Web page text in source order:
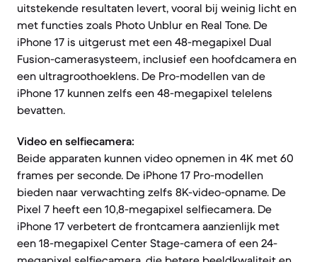
uitstekende resultaten levert, vooral bij weinig licht en
met functies zoals Photo Unblur en Real Tone. De
iPhone 17 is uitgerust met een 48-megapixel Dual
Fusion-camerasysteem, inclusief een hoofdcamera en
een ultragroothoeklens. De Pro-modellen van de
iPhone 17 kunnen zelfs een 48-megapixel telelens
bevatten.
Video en selfiecamera:
Beide apparaten kunnen video opnemen in 4K met 60
frames per seconde. De iPhone 17 Pro-modellen
bieden naar verwachting zelfs 8K-video-opname. De
Pixel 7 heeft een 10,8-megapixel selfiecamera. De
iPhone 17 verbetert de frontcamera aanzienlijk met
een 18-megapixel Center Stage-camera of een 24-